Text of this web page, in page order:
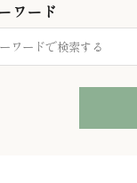
ワード